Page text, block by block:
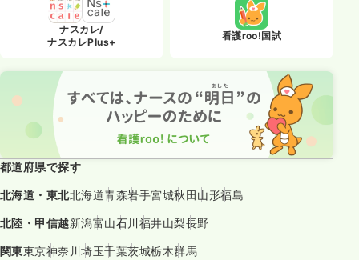
ナスカレ/
ナスカレPlus+
看護roo!国試
都道府県で探す
北海道・東北北海道青森岩手宮城秋田山形福島
北陸・甲信越新潟富山石川福井山梨長野
関東東京神奈川埼玉千葉茨城栃木群馬